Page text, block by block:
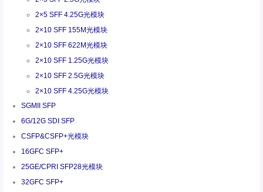
2×5 SFF 4.25G光模块
2×10 SFF 155M光模块
2×10 SFF 622M光模块
2×10 SFF 1.25G光模块
2×10 SFF 2.5G光模块
2×10 SFF 4.25G光模块
SGMII SFP
6G/12G SDI SFP
CSFP&CSFP+光模块
16GFC SFP+
25GE/CPRI SFP28光模块
32GFC SFP+